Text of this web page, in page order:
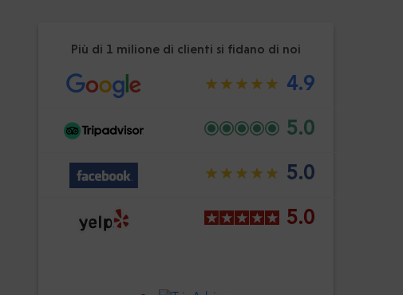
Più di 1 milione di clienti si fidano di noi
4.9
5.0
5.0
5.0